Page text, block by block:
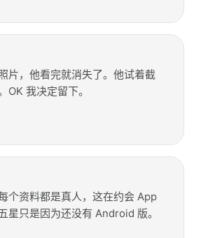
片，他看完就消失了。他试着截
OK 我决定留下。
个资料都是真人，这在约会 App
星只是因为还没有 Android 版。